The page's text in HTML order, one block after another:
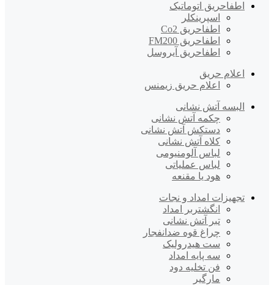
اطفاحریق اتوماتیک
اسپرینکلر
اطفاحریق Co2
اطفاحریق FM200
اطفاحریق آیروسل
اعلام حریق
اعلام حریق زیمنس
البسه آتش نشانی
چکمه آتش نشانی
دستکش آتش نشانی
کلاه آتش نشانی
لباس آلومنیومی
لباس عملیاتی
هود یا مقنعه
تجهیزات امداد و نجات
انگشتربر امداد
تبر آتش نشانی
چراغ قوه ضدانفجار
ست هیدرولیک
سه پایه امداد
فن تخلیه دود
مارگیر